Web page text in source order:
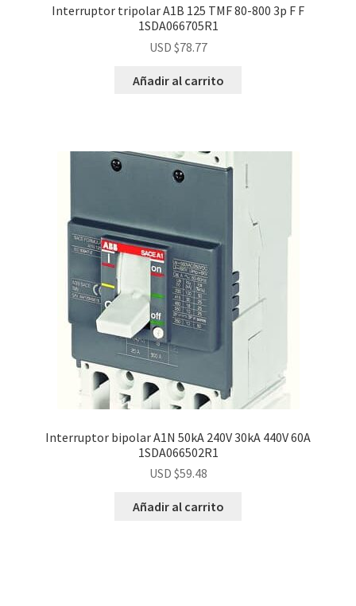
Interruptor tripolar A1B 125 TMF 80-800 3p F F
1SDA066705R1
USD $78.77
Añadir al carrito
Interruptor bipolar A1N 50kA 240V 30kA 440V 60A
1SDA066502R1
USD $59.48
Añadir al carrito